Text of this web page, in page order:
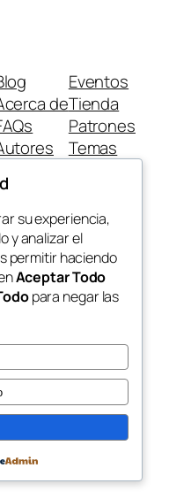
de
Eventos
Tienda
Patrones
Temas
Diseñado conWordPress
su experiencia,
y analizar el
permitir haciendo
Aceptar Todo
para negar las